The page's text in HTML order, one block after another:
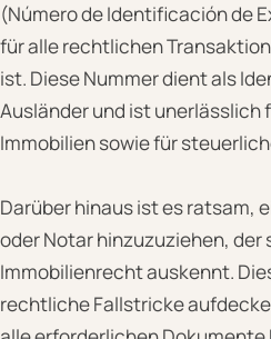
(Número de Identificación de
für alle rechtlichen
ist. Diese Nummer dient als
Ausländer und ist unerlässlich
Immobilien sowie für
Darüber hinaus ist es ratsam,
oder Notar hinzuzuziehen,
Immobilienrecht auskennt.
rechtliche Fallstricke